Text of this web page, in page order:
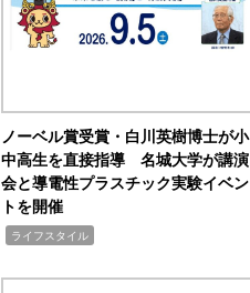
ノーベル賞受賞・白川英樹博士が小
中高生を直接指導 名城大学が講演
会と導電性プラスチック実験イベン
トを開催
ライフスタイル